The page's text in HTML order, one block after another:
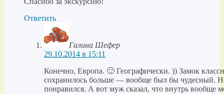
Ответить
Галина Шефер
29.10.2014 в 15:11
Конечно, Европа. 🙂 Географически. )) Замок
сохранилось больше — вообще был бы чудесный.
понравился. А вот муж сказал, что внутрь вообще